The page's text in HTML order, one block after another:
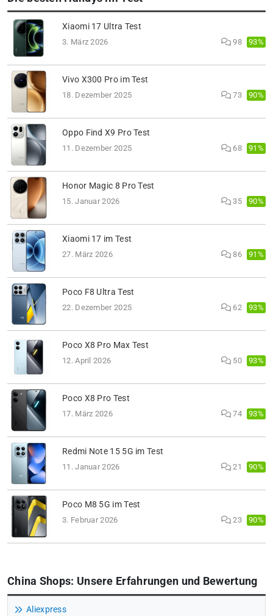
Xiaomi 17 Ultra Test
3. März 2026 98 93%
Vivo X300 Pro im Test
18. Dezember 2025 73 90%
Oppo Find X9 Pro Test
11. Dezember 2025 68 91%
Honor Magic 8 Pro Test
15. Januar 2026 35 90%
Xiaomi 17 im Test
27. März 2026 86 91%
Poco F8 Ultra Test
22. Dezember 2025 62 93%
Poco X8 Pro Max Test
12. April 2026 50 93%
Poco X8 Pro Test
17. März 2026 74 93%
Redmi Note 15 5G im Test
11. Januar 2026 21 90%
Poco M8 5G im Test
3. Februar 2026 23 90%
China Shops: Unsere Erfahrungen und Bewertung
Aliexpress